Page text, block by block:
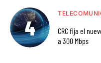
CRC fija el
a 300 Mbps